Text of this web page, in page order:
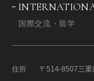
国際交流・留学
住所 〒514-8507三